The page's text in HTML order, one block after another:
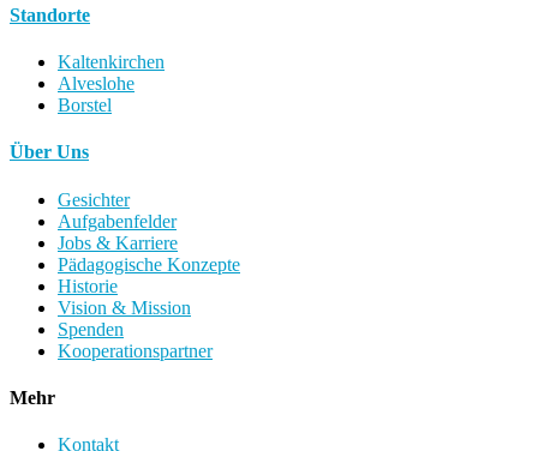
Standorte
Kaltenkirchen
Alveslohe
Borstel
Über Uns
Gesichter
Aufgabenfelder
Jobs & Karriere
Pädagogische Konzepte
Historie
Vision & Mission
Spenden
Kooperationspartner
Mehr
Kontakt